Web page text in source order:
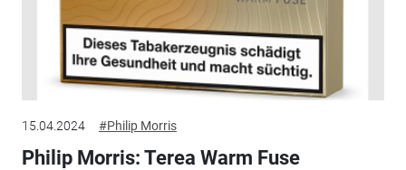
15.04.2024 #Philip Morris
Philip Morris: Terea Warm Fuse